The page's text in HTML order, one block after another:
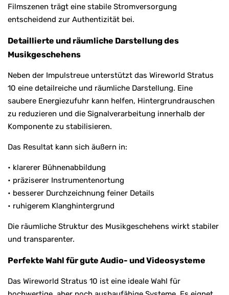
Filmszenen trägt eine stabile Stromversorgung
entscheidend zur Authentizität bei.
Detaillierte und räumliche Darstellung des
Musikgeschehens
Neben der Impulstreue unterstützt das Wireworld Stratus
10 eine detailreiche und räumliche Darstellung. Eine
saubere Energiezufuhr kann helfen, Hintergrundrauschen
zu reduzieren und die Signalverarbeitung innerhalb der
Komponente zu stabilisieren.
Das Resultat kann sich äußern in:
• klarerer Bühnenabbildung
• präziserer Instrumentenortung
• besserer Durchzeichnung feiner Details
• ruhigerem Klanghintergrund
Die räumliche Struktur des Musikgeschehens wirkt stabiler
und transparenter.
Perfekte Wahl für gute Audio- und Videosysteme
Das Wireworld Stratus 10 ist eine ideale Wahl für